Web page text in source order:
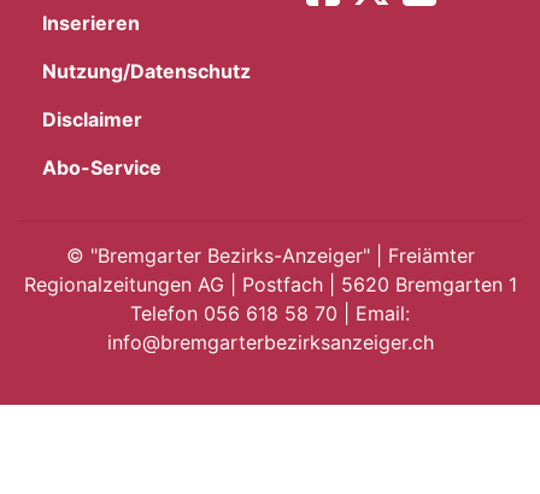
App
Inserieren
Nutzung/Datenschutz
Disclaimer
Abo-Service
© "Bremgarter Bezirks-Anzeiger" | Freiämter
Regionalzeitungen AG | Postfach | 5620 Bremgarten 1
Telefon 056 618 58 70 | Email:
info@bremgarterbezirksanzeiger.ch